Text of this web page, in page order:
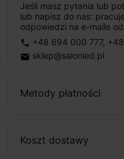
Jeśli masz pytania lub
lub napisz do nas:
odpowiedzi na e-maile
phone +48 694 000 777,
email sklep@salonled.pl
Metody płatności
Koszt dostawy